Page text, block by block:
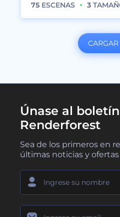
75 ESCENAS 3
Únase al
Renderforest
Sea de los primeros en
últimas noticias y ofertas